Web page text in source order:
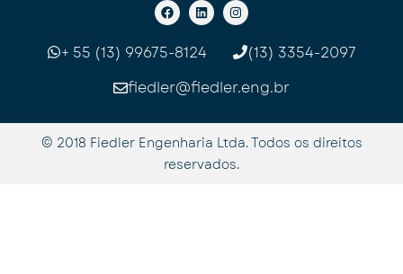
a
c
b
o
k
i
n
e
d
n
n
s
a
g
a
m
+ 55 (13) 99675-8124
(13) 3354-2097
fiedler@fiedler.eng.br
© 2018 Fiedler Engenharia Ltda. Todos os direitos
reservados.